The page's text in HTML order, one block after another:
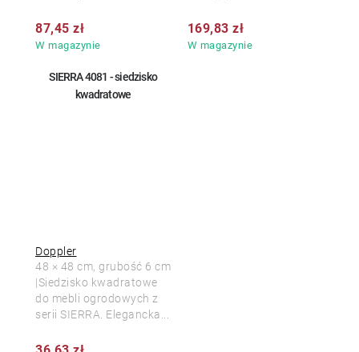
W magazynie
87,45 zł
W magazynie
169,83 zł
SIERRA 4081 - siedzisko
kwadratowe
Doppler
48 × 48 cm, grubość 6 cm
|Siedzisko kwadratowe
do mebli ogrodowych z
serii SIERRA. Elegancka...